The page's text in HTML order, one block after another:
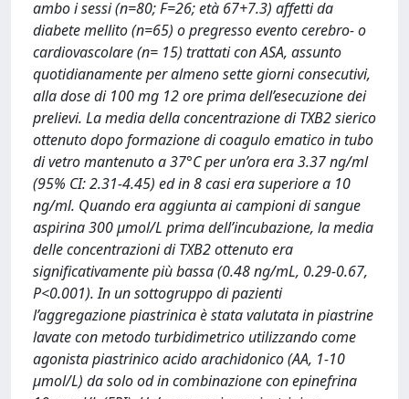
ambo i sessi (n=80; F=26; età 67+7.3) affetti da
diabete mellito (n=65) o pregresso evento cerebro- o
cardiovascolare (n= 15) trattati con ASA, assunto
quotidianamente per almeno sette giorni consecutivi,
alla dose di 100 mg 12 ore prima dell’esecuzione dei
prelievi. La media della concentrazione di TXB2 sierico
ottenuto dopo formazione di coagulo ematico in tubo
di vetro mantenuto a 37°C per un’ora era 3.37 ng/ml
(95% CI: 2.31-4.45) ed in 8 casi era superiore a 10
ng/ml. Quando era aggiunta ai campioni di sangue
aspirina 300 μmol/L prima dell’incubazione, la media
delle concentrazioni di TXB2 ottenuto era
significativamente più bassa (0.48 ng/mL, 0.29-0.67,
P<0.001). In un sottogruppo di pazienti
l’aggregazione piastrinica è stata valutata in piastrine
lavate con metodo turbidimetrico utilizzando come
agonista piastrinico acido arachidonico (AA, 1-10
μmol/L) da solo od in combinazione con epinefrina